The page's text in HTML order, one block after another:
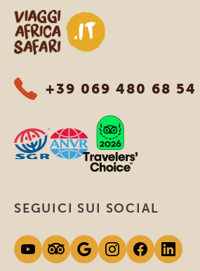
Viaggi Africa Safari
+39 069 480 68 54
SEGUICI SUI SOCIAL